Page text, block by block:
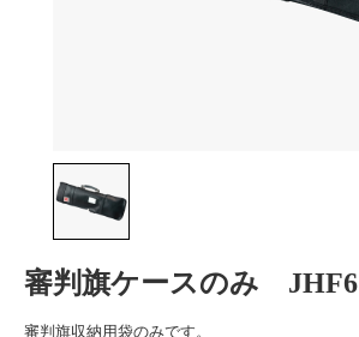
審判旗ケースのみ JHF6
審判旗収納用袋のみです。